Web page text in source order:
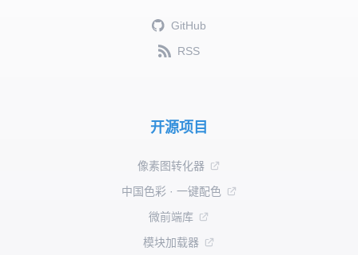
GitHub
RSS
开源项目
像素图转化器
中国色彩 · 一键配色
微前端库
模块加载器